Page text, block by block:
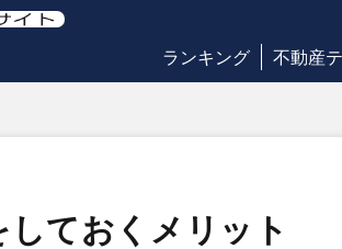
ランキング 不動産
ておくメリット